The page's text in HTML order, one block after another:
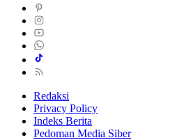
Redaksi
Privacy Policy
Indeks Berita
Pedoman Media Siber